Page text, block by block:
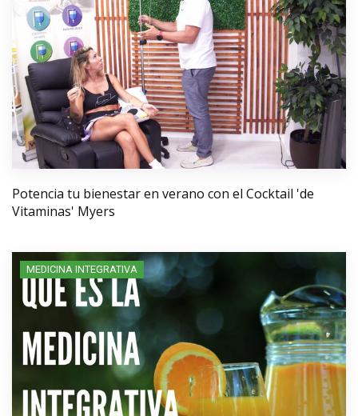
Potencia tu bienestar en verano con el Cocktail 'de
Vitaminas' Myers
MEDICINA INTEGRATIVA